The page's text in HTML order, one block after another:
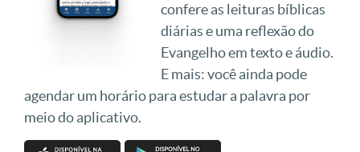
confere as leituras bíblicas
diárias e uma reflexão do
Evangelho em texto e áudio.
E mais: você ainda pode
agendar um horário para estudar a palavra por
meio do aplicativo.